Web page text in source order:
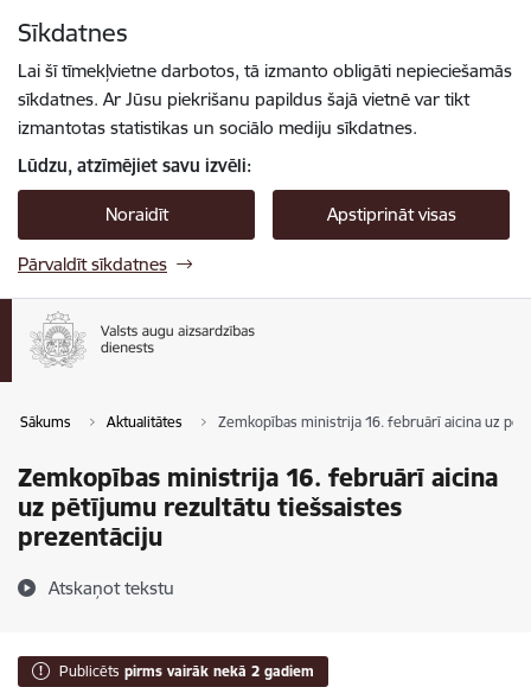
Sīkdatnes
Lai šī tīmekļvietne darbotos, tā izmanto obligāti nepieciešamās
sīkdatnes. Ar Jūsu piekrišanu papildus šajā vietnē var tikt
izmantotas statistikas un sociālo mediju sīkdatnes.
Lūdzu, atzīmējiet savu izvēli:
Noraidīt Apstiprināt visas
Pārvaldīt sīkdatnes
Sākums Aktualitātes Zemkopības ministrija 16. februārī aicina uz
Zemkopības ministrija 16. februārī aicina
uz pētījumu rezultātu tiešsaistes
prezentāciju
Atskaņot tekstu
Publicēts pirms vairāk nekā 2 gadiem